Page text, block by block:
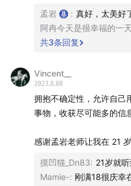
考，不构成任何市场预测
场有风险，投资需谨慎。
准确性、可靠性、时效性
估，依据或使用相关内容
感谢您对本播客原创内容
同意。
孟岩 : 真好，太美好
阿冉今天是很幸福的一天
共3条回复
Vincent__
2023.8.08
拥抱不确定性，允许自己
事物，收获尽可能多的信
感谢孟岩老师让我在 21
摸凹猫_Dn83: 21岁就
Mamie-: 刚满18很庆幸